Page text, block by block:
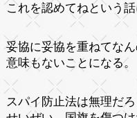
これを認めてねという
妥協に妥協を重ねてな
意味もないことになる。
スパイ防止法は無理だ